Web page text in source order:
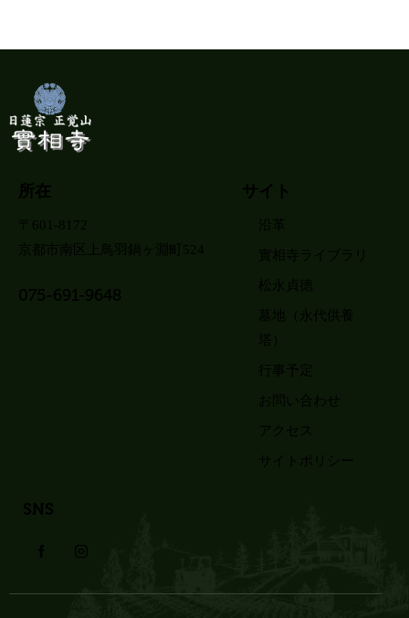
所在
〒601-8172
京都市南区上鳥羽鍋ヶ淵町524
075-691-9648
サイト
沿革
實相寺ライブラリ
松永貞徳
墓地（永代供養
塔）
行事予定
お問い合わせ
アクセス
サイトポリシー
SNS